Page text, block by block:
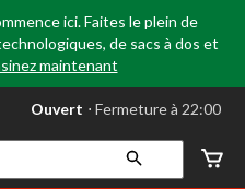
ici. Faites le plein de
de sacs à dos et
maintenant
votre
préféré
Leduc,
Ouvert ⋅ Fermeture à 22:00